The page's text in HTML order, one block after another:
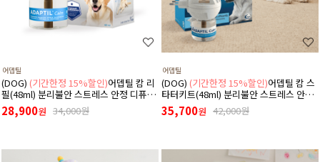
어뎁틸
(DOG) (기간한정 15%할인)어뎁틸 캄 리
필(48ml) 분리불안 스트레스 안정 디퓨저
리필용
28,900원 34,000원
어뎁틸
(DOG) (기간한정 15%할인)어뎁틸 캄 스
타터키트(48ml) 분리불안 스트레스 안정
디퓨저 (리필+본품(훈증기)구성)
35,700원 42,000원